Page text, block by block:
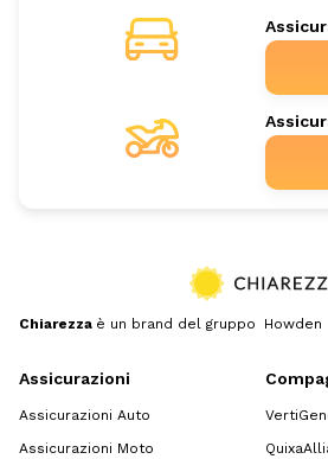
Chiarezza è un brand del gruppo Howden
Assicurazioni
Assicurazioni Auto
Assicurazioni Moto
Verti
Quixa